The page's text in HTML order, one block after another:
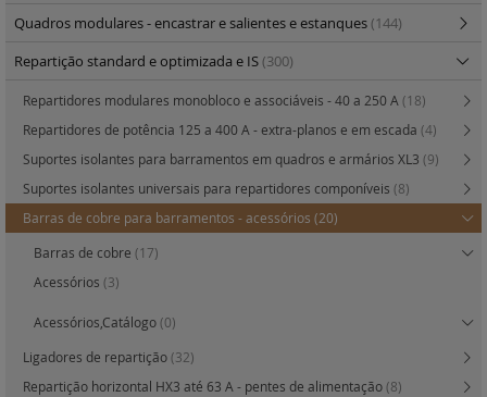
Quadros modulares - encastrar e salientes e estanques(144)
Repartição standard e optimizada e IS(300)
Repartidores modulares monobloco e associáveis - 40 a 250 A (18)
Repartidores de potência 125 a 400 A - extra-planos e em escada (4)
Suportes isolantes para barramentos em quadros e armários XL3 (9)
Suportes isolantes universais para repartidores componíveis (8)
Barras de cobre para barramentos - acessórios (20)
Barras de cobre (17)
Acessórios (3)
Acessórios,Catálogo(0)
Ligadores de repartição(32)
Repartição horizontal HX3 até 63 A - pentes de alimentação(8)